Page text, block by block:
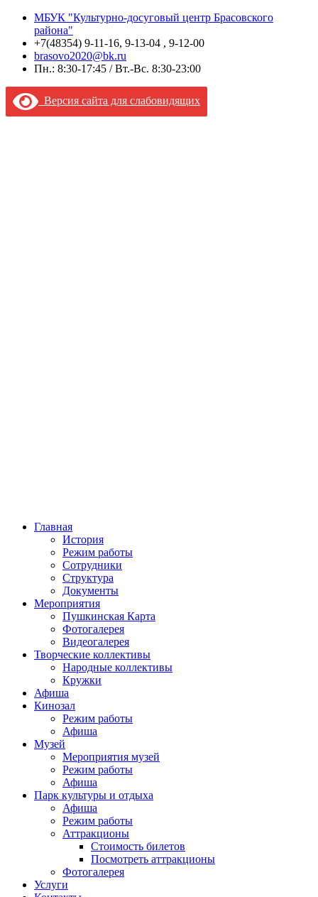
МБУК "Культурно-досуговый центр Брасовского
района"
+7(48354) 9-11-16, 9-13-04 , 9-12-00
brasovo2020@bk.ru
Пн.: 8:30-17:45 / Вт.-Вс. 8:30-23:00
Версия сайта для слабовидящих
Главная
История
Режим работы
Сотрудники
Структура
Документы
Мероприятия
Пушкинская Карта
Фотогалерея
Видеогалерея
Творческие коллективы
Народные коллективы
Кружки
Афиша
Кинозал
Режим работы
Афиша
Музей
Мероприятия музей
Режим работы
Афиша
Парк культуры и отдыха
Афиша
Режим работы
Аттракционы
Стоимость билетов
Посмотреть аттракционы
Фотогалерея
Услуги